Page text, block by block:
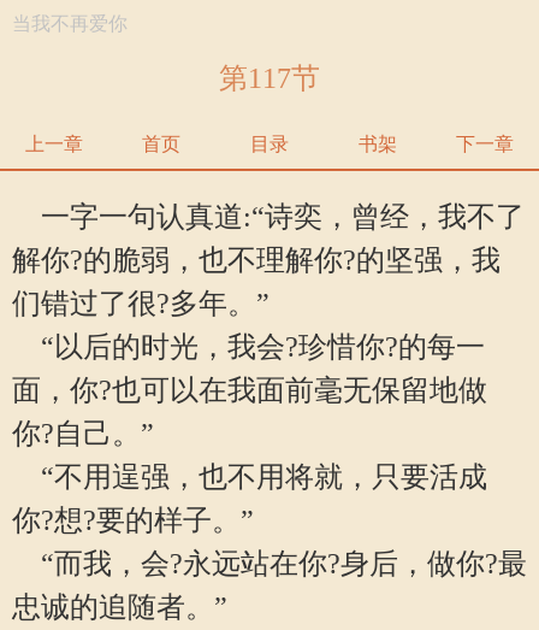
当我不再爱你
第117节
上一章 首页 目录 书架 下一章
一字一句认真道:“诗奕，曾经，我不了
解你?的脆弱，也不理解你?的坚强，我
们错过了很?多年。”
“以后的时光，我会?珍惜你?的每一
面，你?也可以在我面前毫无保留地做
你?自己。”
“不用逞强，也不用将就，只要活成
你?想?要的样子。”
“而我，会?永远站在你?身后，做你?最
忠诚的追随者。”